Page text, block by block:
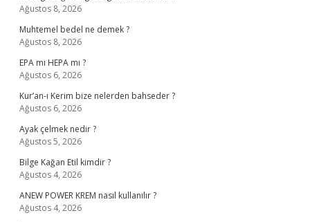
Ağustos 8, 2026
Muhtemel bedel ne demek ?
Ağustos 8, 2026
EPA mı HEPA mı ?
Ağustos 6, 2026
Kur’an-ı Kerim bize nelerden bahseder ?
Ağustos 6, 2026
Ayak çelmek nedir ?
Ağustos 5, 2026
Bilge Kağan Etil kimdir ?
Ağustos 4, 2026
ANEW POWER KREM nasıl kullanılır ?
Ağustos 4, 2026